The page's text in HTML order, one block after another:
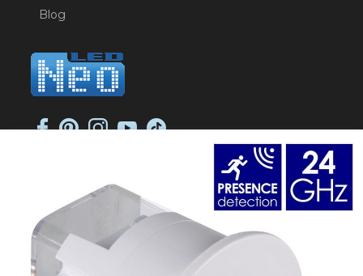
Blog
ul. Jana Długosza 2
51-162 Wrocław
NIP: 8951925233